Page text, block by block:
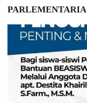
PARLEMENTARIA